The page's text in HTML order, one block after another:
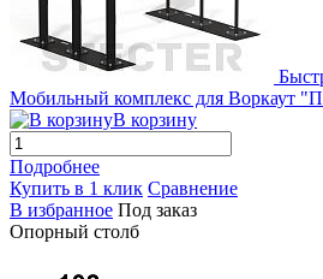
Мобильный комплекс для Воркаут
В корзину
Подробнее
Купить в 1 клик Сравнение
В избранное Под заказ
Опорный столб